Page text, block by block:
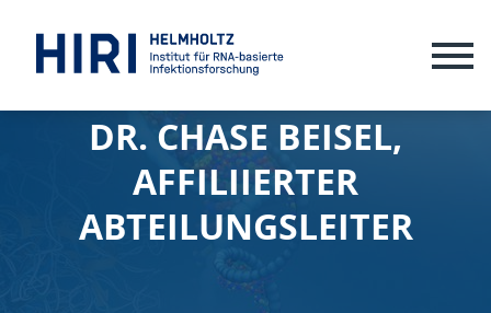
DR. CHASE BEISEL,
AFFILIIERTER
ABTEILUNGSLEITER